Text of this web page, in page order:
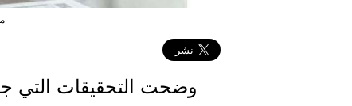
وضحت التحقيقات التي